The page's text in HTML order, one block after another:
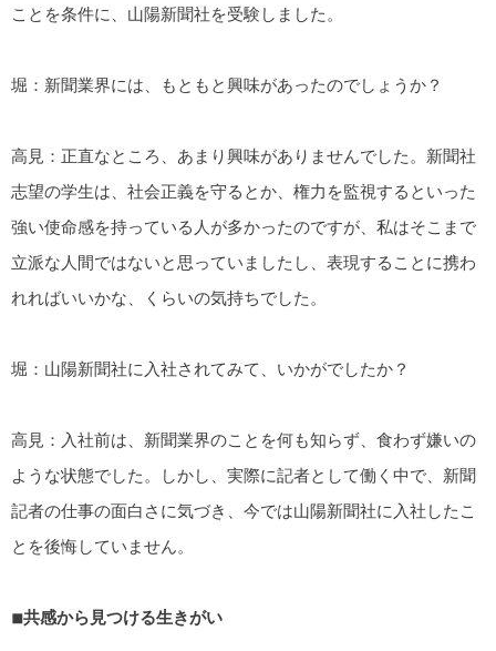
ことを条件に、山陽新聞社を受験しました。
堀：新聞業界には、もともと興味があったのでしょうか？
高見：正直なところ、あまり興味がありませんでした。新聞社
志望の学生は、社会正義を守るとか、権力を監視するといった
強い使命感を持っている人が多かったのですが、私はそこまで
立派な人間ではないと思っていましたし、表現することに携わ
れればいいかな、くらいの気持ちでした。
堀：山陽新聞社に入社されてみて、いかがでしたか？
高見：入社前は、新聞業界のことを何も知らず、食わず嫌いの
ような状態でした。しかし、実際に記者として働く中で、新聞
記者の仕事の面白さに気づき、今では山陽新聞社に入社したこ
とを後悔していません。
◾共感から見つける生きがい